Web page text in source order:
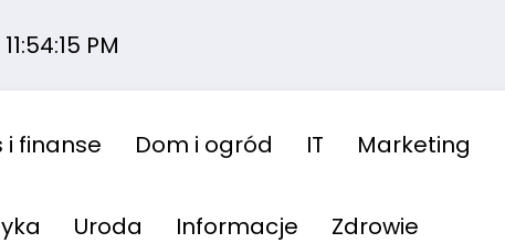
11:54:16 PM
i finanse Dom i ogród IT Marketing
Uroda Informacje Zdrowie